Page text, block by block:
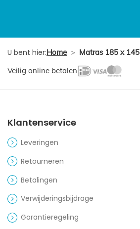
U bent hier:Home > Matras 185 x 145
Veilig online betalen
Klantenservice
Leveringen
Retourneren
Betalingen
Verwijderingsbijdrage
Garantieregeling